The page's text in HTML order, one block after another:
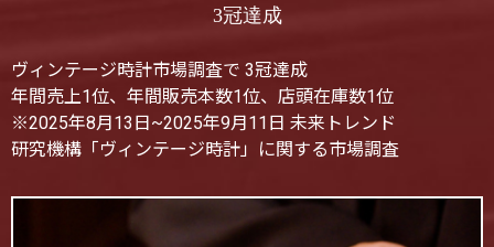
3冠達成
ヴィンテージ時計市場調査で 3冠達成
年間売上1位、年間販売本数1位、店頭在庫数1位
※2025年8月13日~2025年9月11日 未来トレンド
研究機構「ヴィンテージ時計」に関する市場調査